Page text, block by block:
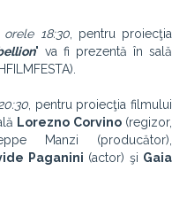
18:30, pentru proiecţia
" va fi prezentă în sală
, pentru proiecţia filmului
Lorezno Corvino(regizor,
Manzi (producător),
Paganini (actor) şi Gaia